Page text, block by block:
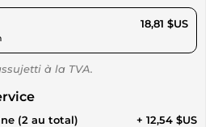
17,34 $US 18,81 $US
à la TVA.
(2 au total) + 12,54 $US